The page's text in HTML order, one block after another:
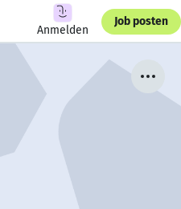
Anmelden
Job posten